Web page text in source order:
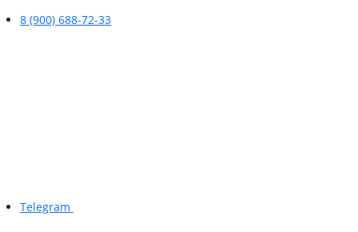
8 (900) 688-72-33
Telegram